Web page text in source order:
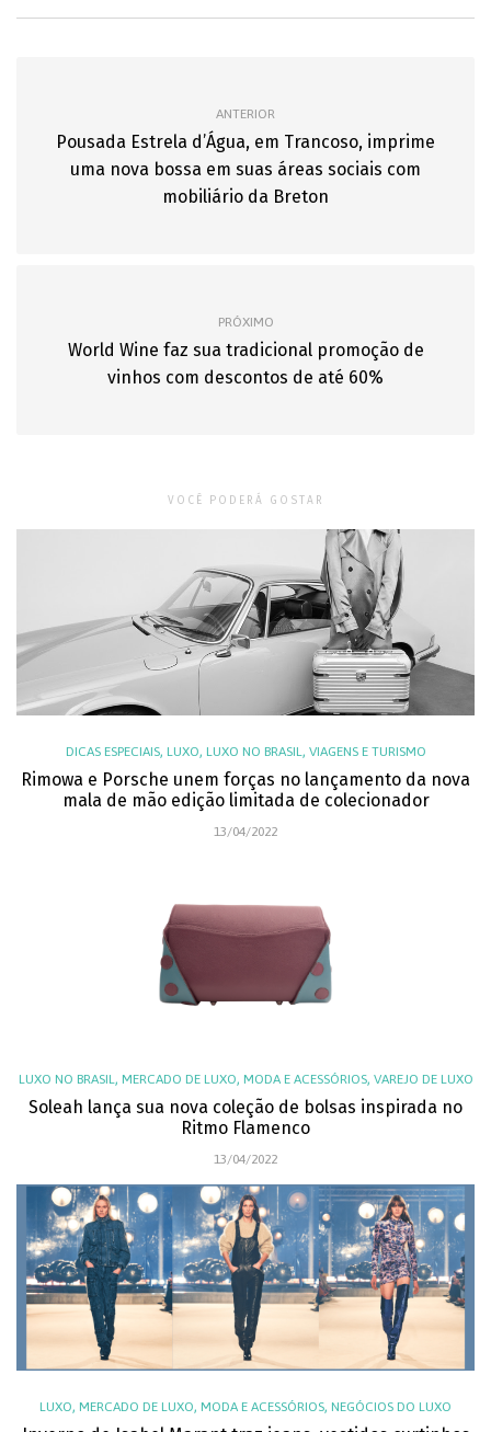
ANTERIOR
Pousada Estrela d’Água, em Trancoso, imprime
uma nova bossa em suas áreas sociais com
mobiliário da Breton
PRÓXIMO
World Wine faz sua tradicional promoção de
vinhos com descontos de até 60%
VOCÊ PODERÁ GOSTAR
DICAS ESPECIAIS, LUXO, LUXO NO BRASIL , VIAGENS E TURISMO
Rimowa e Porsche unem forças no lançamento da nova
mala de mão edição limitada de colecionador
13/04/2022
LUXO NO BRASIL , MERCADO DE LUXO, MODA E ACESSÓRIOS, VAREJO DE LUXO
Soleah lança sua nova coleção de bolsas inspirada no
Ritmo Flamenco
13/04/2022
LUXO, MERCADO DE LUXO, MODA E ACESSÓRIOS, NEGÓCIOS DO LUXO